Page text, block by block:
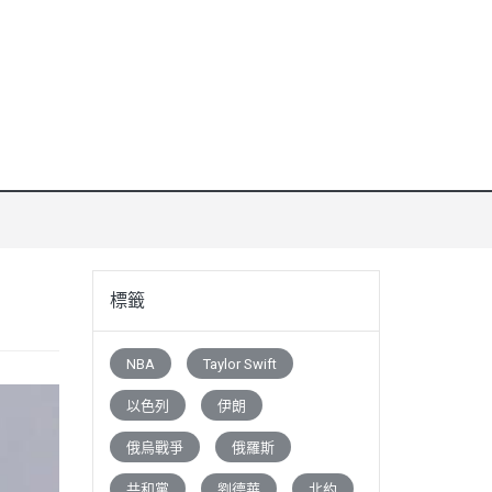
標籤
NBA Taylor Swift
以色列 伊朗
俄烏戰爭 俄羅斯